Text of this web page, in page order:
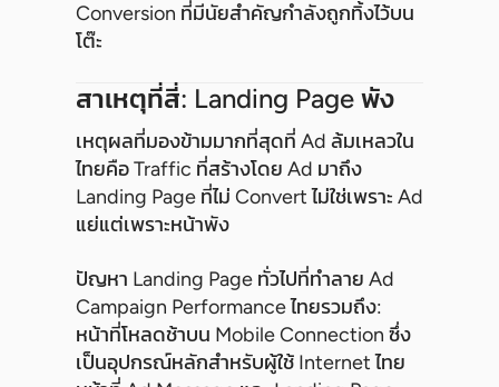
Conversion ที่มีนัยสำคัญกำลังถูกทิ้งไว้บน
โต๊ะ
สาเหตุที่สี่: Landing Page พัง
เหตุผลที่มองข้ามมากที่สุดที่ Ad ล้มเหลวใน
ไทยคือ Traffic ที่สร้างโดย Ad มาถึง
Landing Page ที่ไม่ Convert ไม่ใช่เพราะ Ad
แย่แต่เพราะหน้าพัง
ปัญหา Landing Page ทั่วไปที่ทำลาย Ad
Campaign Performance ไทยรวมถึง:
หน้าที่โหลดช้าบน Mobile Connection ซึ่ง
เป็นอุปกรณ์หลักสำหรับผู้ใช้ Internet ไทย